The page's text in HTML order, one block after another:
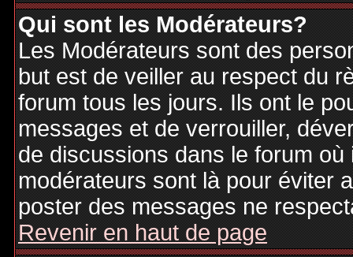
Qui sont les Modérateurs?
Les Modérateurs sont des
but est de veiller au respect du
forum tous les jours. Ils ont le
messages et de verrouiller,
de discussions dans le forum
modérateurs sont là pour éviter
poster des messages ne
Revenir en haut de page